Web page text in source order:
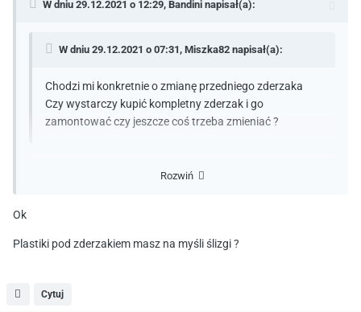
W dniu 29.12.2021 o 12:29, Bandini napisał(a):
W dniu 29.12.2021 o 07:31, Miszka82 napisał(a):
Chodzi mi konkretnie o zmianę przedniego zderzaka
Czy wystarczy kupić kompletny zderzak i go
zamontować czy jeszcze coś trzeba zmieniać ?
plastyki pod zderzakiem, które też musisz kupić i wymienić.
Rozwiń
Ok
Plastiki pod zderzakiem masz na myśli ślizgi ?
Cytuj